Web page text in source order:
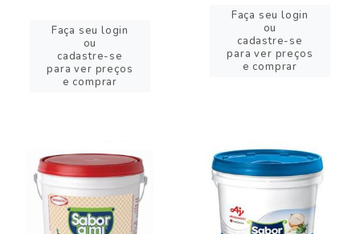
Faça seu login
ou
cadastre-se
para ver preços
e comprar
Faça seu login
ou
cadastre-se
para ver preços
e comprar